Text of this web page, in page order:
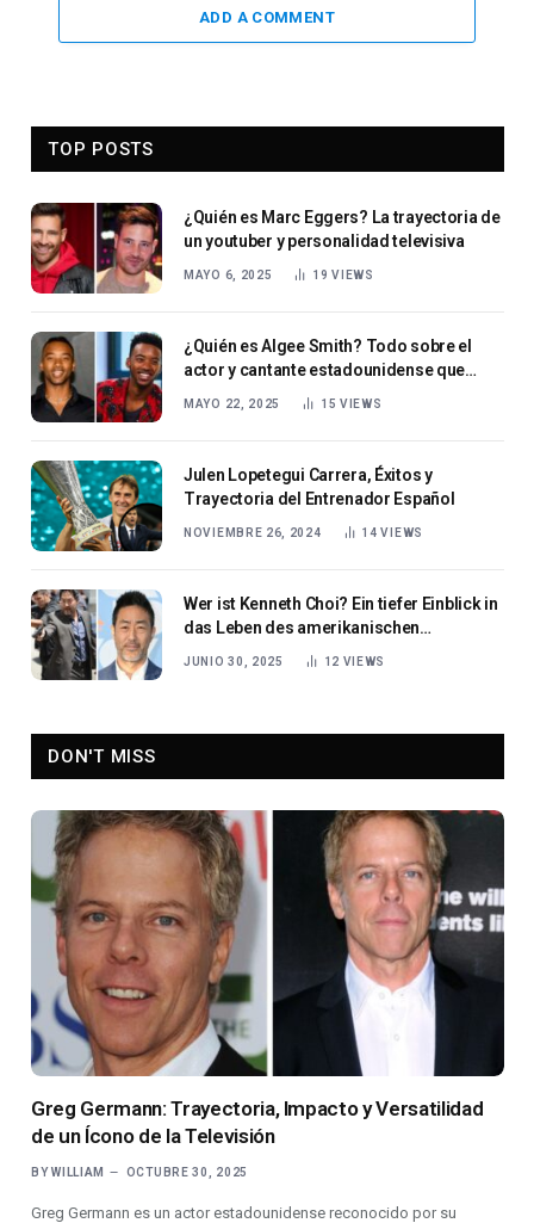
ADD A COMMENT
TOP POSTS
¿Quién es Marc Eggers? La trayectoria de
un youtuber y personalidad televisiva
MAYO 6, 2025 19VIEWS
¿Quién es Algee Smith? Todo sobre el
actor y cantante estadounidense que
triunfa en Hollywood.
MAYO 22, 2025 15 VIEWS
Julen Lopetegui Carrera, Éxitos y
Trayectoria del Entrenador Español
NOVIEMBRE 26, 2024 14VIEWS
Wer ist Kenneth Choi? Ein tiefer Einblick in
das Leben des amerikanischen
JUNIO 30, 2025 12 VIEWS
DON'T MISS
Greg Germann: Trayectoria, Impacto y Versatilidad
de un Ícono de la Televisión
BY WILLIAM OCTUBRE 30, 2025
Greg Germann es un actor estadounidense reconocido por su